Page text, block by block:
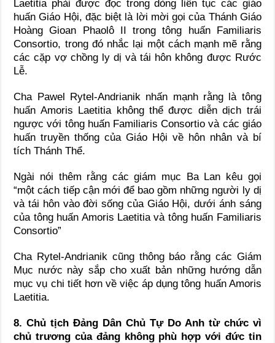
Laetitia phải được đọc trong dòng liên tục các giáo
huấn Giáo Hội, đặc biệt là lời mời gọi của Thánh Giáo
Hoàng Gioan Phaolô II trong tông huấn Familiaris
Consortio, trong đó nhắc lại một cách mạnh mẽ rằng
các cặp vợ chồng ly dị và tái hôn không được Rước
Lễ.
Cha Pawel Rytel-Andrianik nhấn mạnh rằng là tông
huấn Amoris Laetitia không thể được diễn dịch trái
ngược với tông huấn Familiaris Consortio và các giáo
huấn truyền thống của Giáo Hội về hôn nhân và bí
tích Thánh Thể.
Ngài nói thêm rằng các giám mục Ba Lan kêu gọi
“một cách tiếp cận mới để bao gồm những người ly dị
và tái hôn vào đời sống của Giáo Hội, dưới ánh sáng
của tông huấn Amoris Laetitia và tông huấn Familiaris
Consortio”
Cha Rytel-Andrianik cũng thông báo rằng các Giám
Mục nước này sắp cho xuất bản những hướng dẫn
mục vụ chi tiết hơn về việc áp dụng tông huấn Amoris
Laetitia.
8. Chủ tịch Đảng Dân Chủ Tự Do Anh từ chức vì
chủ trương của đảng không phù hợp với đức tin